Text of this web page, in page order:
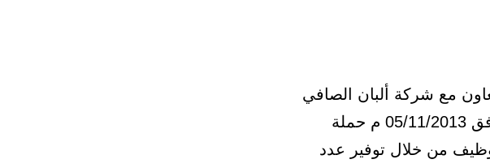
مع شركة ألبان الصافي
صباح يوم الأربعاء القادم 05/11/1434 هـ الموافق 05/11/2013 م حملة
من خلال توفير عدد